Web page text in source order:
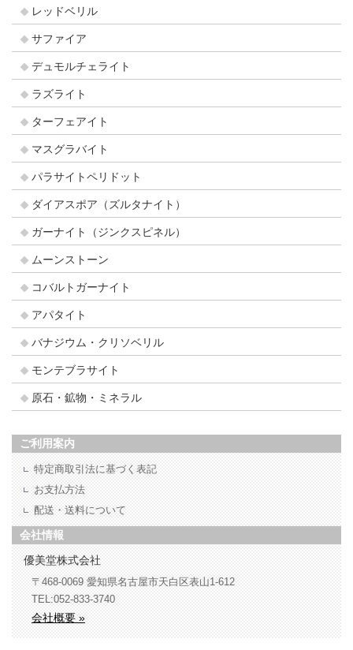
レッドベリル
サファイア
デュモルチェライト
ラズライト
ターフェアイト
マスグラバイト
パラサイトペリドット
ダイアスポア（ズルタナイト）
ガーナイト（ジンクスピネル）
ムーンストーン
コバルトガーナイト
アパタイト
バナジウム・クリソベリル
モンテブラサイト
原石・鉱物・ミネラル
ご利用案内
特定商取引法に基づく表記
お支払方法
配送・送料について
会社情報
優美堂株式会社
〒468-0069 愛知県名古屋市天白区表山1-612
TEL:052-833-3740
会社概要 »